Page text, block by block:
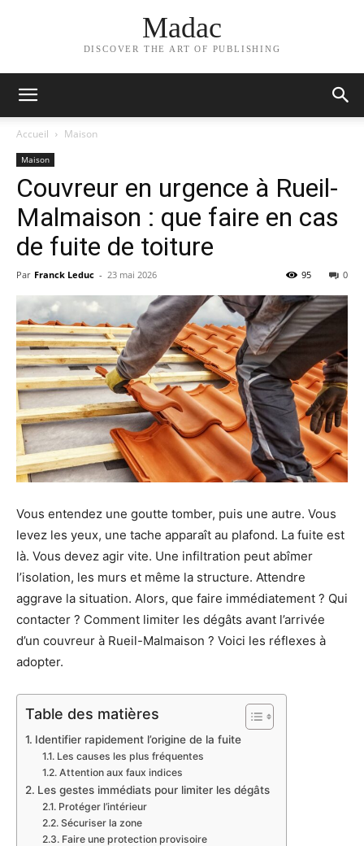
Madac
DISCOVER THE ART OF PUBLISHING
Accueil Maison
Maison
Couvreur en urgence à Rueil-
Malmaison : que faire en cas
de fuite de toiture
Par Franck Leduc - 23 mai 2026 0
95
Vous entendez une goutte tomber, puis une autre. Vous
levez les yeux, une tache apparaît au plafond. La fuite est
là. Vous devez agir vite. Une infiltration peut abîmer
l’isolation, les murs et même la structure. Attendre
aggrave la situation. Alors, que faire immédiatement ? Qui
contacter ? Comment limiter les dégâts avant l’arrivée
d’un couvreur à Rueil-Malmaison ? Voici les réflexes à
adopter.
Table des matières
Identifier rapidement l’origine de la fuite
Les causes les plus fréquentes
Attention aux faux indices
Les gestes immédiats pour limiter les dégâts
Protéger l’intérieur
Sécuriser la zone
Faire une protection provisoire